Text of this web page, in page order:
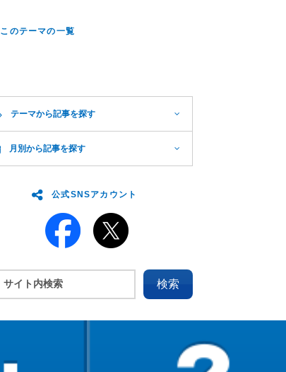
このテーマの一覧
テーマから記事を探す
月別から記事を探す
公式SNSアカウント